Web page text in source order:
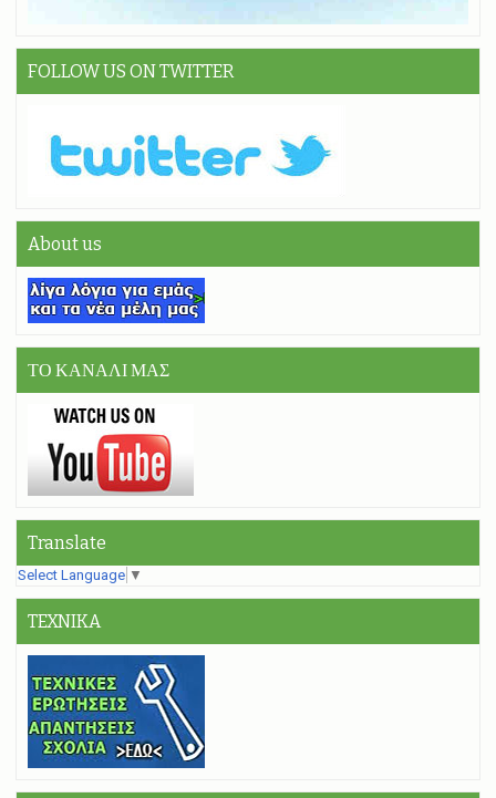
FOLLOW US ON TWITTER
About us
ΤΟ ΚΑΝΑΛΙ ΜΑΣ
Translate
Select Language ▼
TEXNIKA